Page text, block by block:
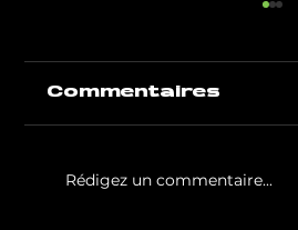
Commentaires
Rédigez un commentaire...